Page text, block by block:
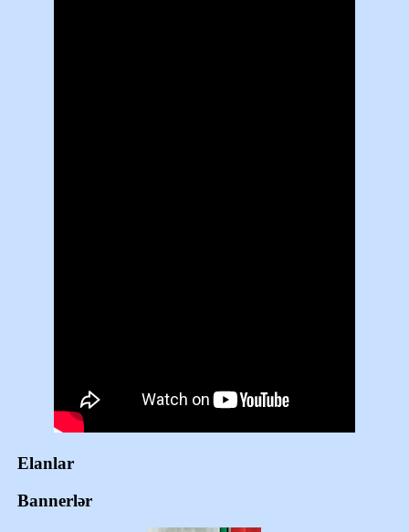
Elanlar
Bannerlər